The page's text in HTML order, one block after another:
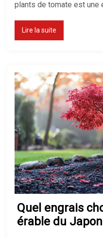
plants de tomate est une
Lire la suite
Quel engrais
érable du